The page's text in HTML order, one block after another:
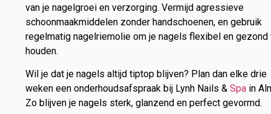
van je nagelgroei en verzorging. Vermijd agressieve
schoonmaakmiddelen zonder handschoenen, en gebruik
regelmatig nagelriemolie om je nagels flexibel en gezond
houden.
Wil je dat je nagels altijd tiptop blijven? Plan dan elke drie
weken een onderhoudsafspraak bij Lynh Nails & Spa in
Zo blijven je nagels sterk, glanzend en perfect gevormd.